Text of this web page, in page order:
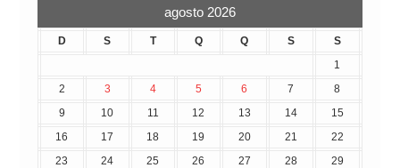
agosto 2026
D S T Q Q S
S
1
2
3 4 5 6 7
8
9
10 11 12 13 14
15
16
17 18 19 20 21
22
23
24 25 26 27 28
29